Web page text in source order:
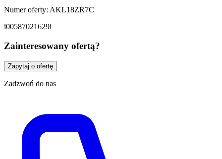
Numer oferty: AKL18ZR7C
i00587021629i
Zainteresowany ofertą?
Zapytaj o ofertę
Zadzwoń do nas